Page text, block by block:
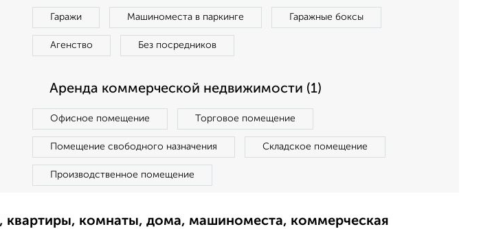
Гаражи Машиноместа в паркинге Гаражные боксы
Агенство Без посредников
Аренда коммерческой недвижимости (1)
Офисное помещение Торговое помещение
Помещение свободного назначения Складское помещение
Производственное помещение
комнаты, дома, машиноместа, коммерческая